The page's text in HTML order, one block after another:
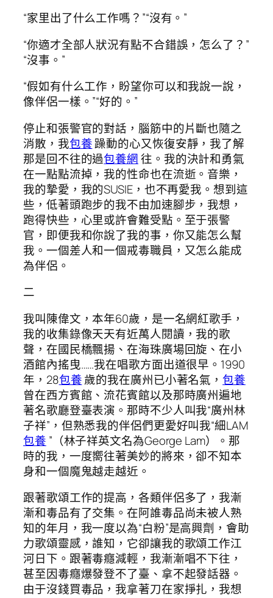
“家里出了什么工作嗎？”“沒有。”
“你適才全部人狀況有點不合錯誤，怎么了？”
“沒事。”
“假如有什么工作，盼望你可以和我說一說，
像伴侶一樣。”“好的。”
停止和張警官的對話，腦筋中的片斷也隨之
消散，我包養躁動的心又恢復安靜，我了解
那是回不往的過包養網往。我的決計和勇氣
在一點點流掉，我的性命也在流逝。音樂，
我的摯愛，我的SUSIE，也不再愛我。想到這
些，低著頭跑步的我不由加速腳步，我想，
跑得快些，心里或許會難受點。至于張警
官，即便我和你說了我的事，你又能怎么幫
我。一個差人和一個戒毒職員，又怎么能成
為伴侶。
二
我叫陳偉文，本年60歲，是一名網紅歌手，
我的收集錄像天天有近萬人閱讀，我的歌
聲，在國民橋飄揚、在海珠廣場回旋、在小
酒館內搖曳……我在唱歌方面出道很早。1990
年，28包養歲的我在廣州已小著名氣，包養
曾在西方賓館、流花賓館以及那時廣州遍地
著名歌廳登臺表演。那時不少人叫我“廣州林
子祥”，但熟悉我的伴侶們更愛好叫我“細LAM
包養 ”（林子祥英文名為George Lam）。那
時的我，一度嚮往著美妙的將來，卻不知本
身和一個魔鬼越走越近。
跟著歌頌工作的提高，各類伴侶多了，我漸
漸和毒品有了交集。在阿誰毒品尚未被人熟
知的年月，我一度以為“白粉”是高興劑，會助
力歌頌靈感，誰知，它卻讓我的歌頌工作江
河日下。跟著毒癮減輕，我漸漸唱不下往，
甚至因毒癮爆發登不了臺、拿不起發話器。
由于沒錢買毒品，我拿著刀在家掙扎，我想